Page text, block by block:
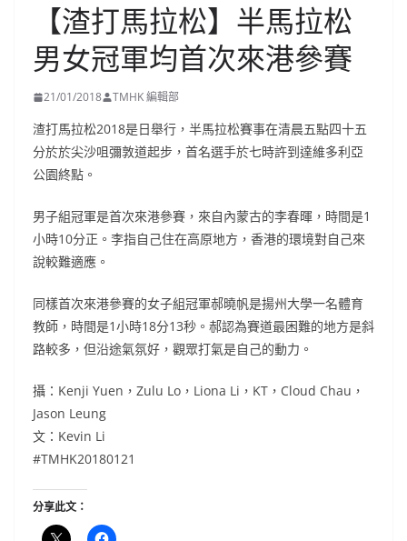
【渣打馬拉松】半馬拉松
男女冠軍均首次來港參賽
21/01/2018 TMHK 編輯部
渣打馬拉松2018是日舉行，半馬拉松賽事在清晨五點四十五
分於於尖沙咀彌敦道起步，首名選手於七時許到達維多利亞
公園終點。
男子組冠軍是首次來港參賽，來自內蒙古的李春暉，時間是1
小時10分正。李指自己住在高原地方，香港的環境對自己來
說較難適應。
同樣首次來港參賽的女子組冠軍郝曉帆是揚州大學一名體育
教師，時間是1小時18分13秒。郝認為賽道最困難的地方是斜
路較多，但沿途氣氛好，觀眾打氣是自己的動力。
攝：Kenji Yuen，Zulu Lo，Liona Li，KT，Cloud Chau，
Jason Leung
文：Kevin Li
#TMHK20180121
分享此文：